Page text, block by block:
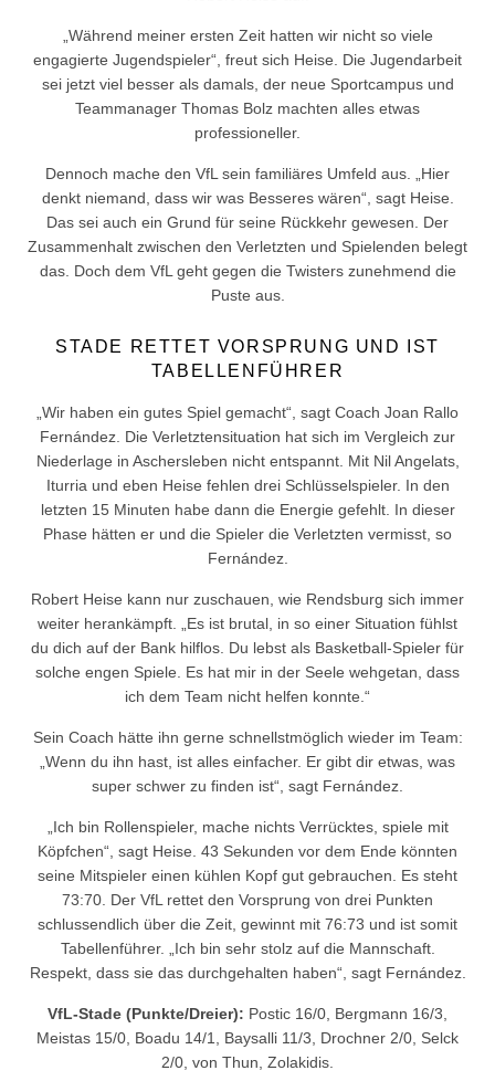
„Während meiner ersten Zeit hatten wir nicht so viele
engagierte Jugendspieler“, freut sich Heise. Die Jugendarbeit
sei jetzt viel besser als damals, der neue Sportcampus und
Teammanager Thomas Bolz machten alles etwas
professioneller.
Dennoch mache den VfL sein familiäres Umfeld aus. „Hier
denkt niemand, dass wir was Besseres wären“, sagt Heise.
Das sei auch ein Grund für seine Rückkehr gewesen. Der
Zusammenhalt zwischen den Verletzten und Spielenden belegt
das. Doch dem VfL geht gegen die Twisters zunehmend die
Puste aus.
STADE RETTET VORSPRUNG UND IST
TABELLENFÜHRER
„Wir haben ein gutes Spiel gemacht“, sagt Coach Joan Rallo
Fernández. Die Verletztensituation hat sich im Vergleich zur
Niederlage in Aschersleben nicht entspannt. Mit Nil Angelats,
Iturria und eben Heise fehlen drei Schlüsselspieler. In den
letzten 15 Minuten habe dann die Energie gefehlt. In dieser
Phase hätten er und die Spieler die Verletzten vermisst, so
Fernández.
Robert Heise kann nur zuschauen, wie Rendsburg sich immer
weiter herankämpft. „Es ist brutal, in so einer Situation fühlst
du dich auf der Bank hilflos. Du lebst als Basketball-Spieler für
solche engen Spiele. Es hat mir in der Seele wehgetan, dass
ich dem Team nicht helfen konnte.“
Sein Coach hätte ihn gerne schnellstmöglich wieder im Team:
„Wenn du ihn hast, ist alles einfacher. Er gibt dir etwas, was
super schwer zu finden ist“, sagt Fernández.
„Ich bin Rollenspieler, mache nichts Verrücktes, spiele mit
Köpfchen“, sagt Heise. 43 Sekunden vor dem Ende könnten
seine Mitspieler einen kühlen Kopf gut gebrauchen. Es steht
73:70. Der VfL rettet den Vorsprung von drei Punkten
schlussendlich über die Zeit, gewinnt mit 76:73 und ist somit
Tabellenführer. „Ich bin sehr stolz auf die Mannschaft.
Respekt, dass sie das durchgehalten haben“, sagt Fernández.
VfL-Stade (Punkte/Dreier): Postic 16/0, Bergmann 16/3,
Meistas 15/0, Boadu 14/1, Baysalli 11/3, Drochner 2/0, Selck
2/0, von Thun, Zolakidis.